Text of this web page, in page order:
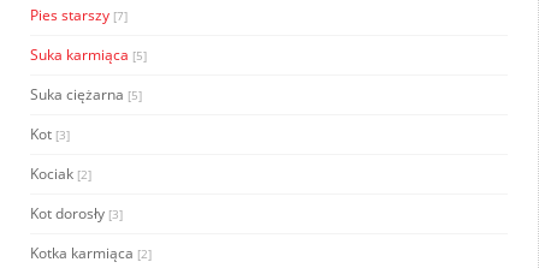
Pies starszy [7]
Suka karmiąca [5]
Suka ciężarna [5]
Kot [3]
Kociak [2]
Kot dorosły [3]
Kotka karmiąca [2]